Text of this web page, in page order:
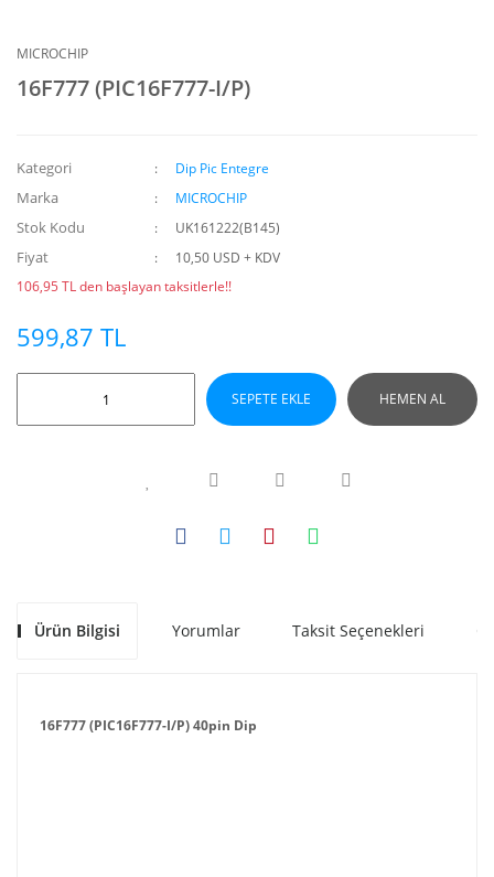
MICROCHIP
16F777 (PIC16F777-I/P)
Kategori Dip Pic Entegre
Marka MICROCHIP
Stok Kodu UK161222(B145)
Fiyat
10,50 USD + KDV
106,95 TL den başlayan taksitlerle!!
599,87 TL
SEPETE EKLE HEMEN AL
Ürün Bilgisi Yorumlar Taksit Seçenekleri
16F777 (PIC16F777-I/P) 40pin Dip